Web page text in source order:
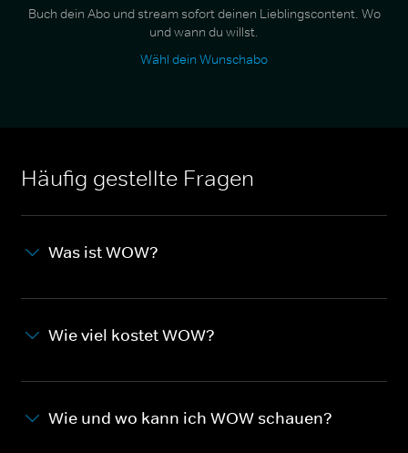
Buch dein Abo und stream sofort deinen Lieblingscontent. Wo
und wann du willst.
Wähl dein Wunschabo
Häufig gestellte Fragen
Was ist WOW?
Wie viel kostet WOW?
Wie und wo kann ich WOW schauen?